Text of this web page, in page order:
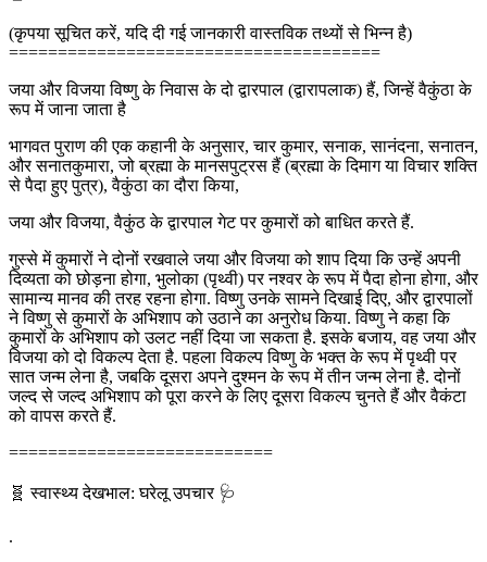
(कृपया सूचित करें, यदि दी गई जानकारी वास्तविक तथ्यों से भिन्न है)
======================================
जया और विजया विष्णु के निवास के दो द्वारपाल (द्वारापलाक) हैं, जिन्हें वैकुंठा के
रूप में जाना जाता है
भागवत पुराण की एक कहानी के अनुसार, चार कुमार, सनाक, सानंदना, सनातन,
और सनातकुमारा, जो ब्रह्मा के मानसपुट्रस हैं (ब्रह्मा के दिमाग या विचार शक्ति
से पैदा हुए पुत्र), वैकुंठा का दौरा किया,
जया और विजया, वैकुंठ के द्वारपाल गेट पर कुमारों को बाधित करते हैं.
गुस्से में कुमारों ने दोनों रखवाले जया और विजया को शाप दिया कि उन्हें अपनी
दिव्यता को छोड़ना होगा, भुलोका (पृथ्वी) पर नश्वर के रूप में पैदा होना होगा, और
सामान्य मानव की तरह रहना होगा. विष्णु उनके सामने दिखाई दिए, और द्वारपालों
ने विष्णु से कुमारों के अभिशाप को उठाने का अनुरोध किया. विष्णु ने कहा कि
कुमारों के अभिशाप को उलट नहीं दिया जा सकता है. इसके बजाय, वह जया और
विजया को दो विकल्प देता है. पहला विकल्प विष्णु के भक्त के रूप में पृथ्वी पर
सात जन्म लेना है, जबकि दूसरा अपने दुश्मन के रूप में तीन जन्म लेना है. दोनों
जल्द से जल्द अभिशाप को पूरा करने के लिए दूसरा विकल्प चुनते हैं और वैकंटा
को वापस करते हैं.
===========================
🧬 स्वास्थ्य देखभाल: घरेलू उपचार 🩺
.